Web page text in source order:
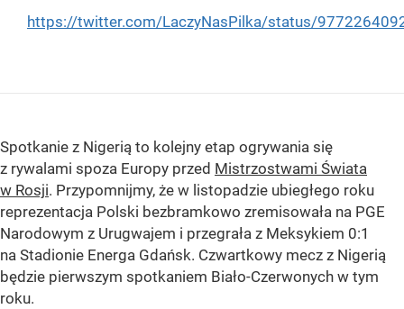
https://twitter.com/LaczyNasPilka/status/
Spotkanie z Nigerią to kolejny etap ogrywania się
z rywalami spoza Europy przed Mistrzostwami Świata
w Rosji. Przypomnijmy, że w listopadzie ubiegłego roku
reprezentacja Polski bezbramkowo zremisowała na PGE
Narodowym z Urugwajem i przegrała z Meksykiem 0:1
na Stadionie Energa Gdańsk. Czwartkowy mecz z Nigerią
będzie pierwszym spotkaniem Biało-Czerwonych w tym
roku.